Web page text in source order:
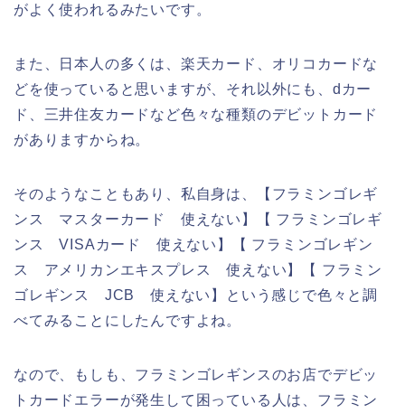
がよく使われるみたいです。
また、日本人の多くは、楽天カード、オリコカードな
どを使っていると思いますが、それ以外にも、dカー
ド、三井住友カードなど色々な種類のデビットカード
がありますからね。
そのようなこともあり、私自身は、【フラミンゴレギ
ンス マスターカード 使えない】【 フラミンゴレギ
ンス VISAカード 使えない】【 フラミンゴレギン
ス アメリカンエキスプレス 使えない】【 フラミン
ゴレギンス JCB 使えない】という感じで色々と調
べてみることにしたんですよね。
なので、もしも、フラミンゴレギンスのお店でデビッ
トカードエラーが発生して困っている人は、フラミン